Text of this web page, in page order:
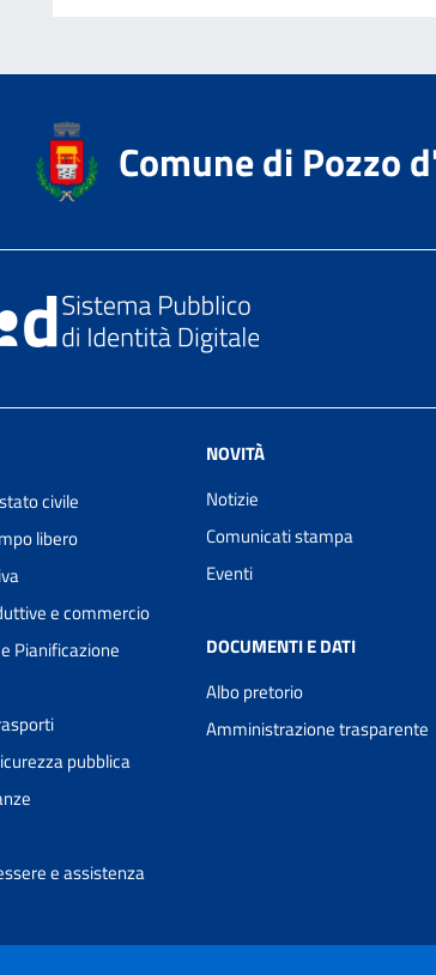
Comune di Pozzo
civile
libero
e commercio
Pianificazione
pubblica
e assistenza
NOVITÀ
Notizie
Comunicati stampa
Eventi
DOCUMENTI E DATI
Albo pretorio
Amministrazione trasparente